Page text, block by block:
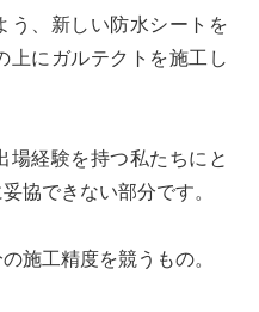
う、新しい防水シートを
上にガルテクトを施工し
場経験を持つ私たちにと
協できない部分です。
施工精度を競うもの。